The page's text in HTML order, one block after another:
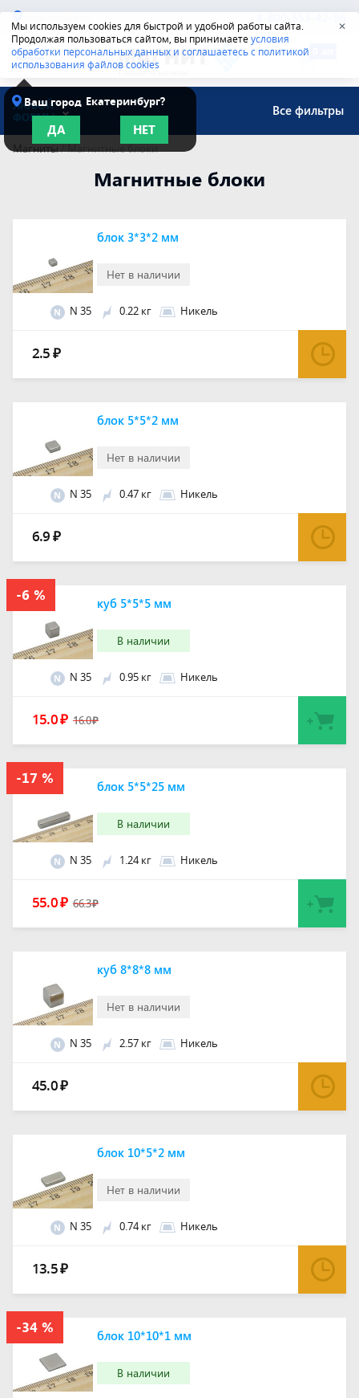
Мы используем cookies для быстрой и удобной работы сайта.
Продолжая пользоваться сайтом, вы принимаетеусловия
обработки персональных данных и соглашаетесь с политикой
использования файлов cookies
✕
Новосибирск 8-800-555-42-96
Ваш город Екатеринбург?
ДА НЕТ
ЛЮБОЙ
ФОРМЫ
Все фильтры
Магниты/Магнитные блоки
Магнитные блоки
Нет в наличии
блок 3*3*2 мм
N N 35 0.22 кг Никель
2.5 ₽
Нет в наличии
блок 5*5*2 мм
N N 35 0.47 кг Никель
6.9 ₽
В наличии
куб 5*5*5 мм
N N 35 0.95 кг Никель
15.0₽ 16.0₽
В наличии
блок 5*5*25 мм
N N 35 1.24 кг Никель
55.0₽ 66.3₽
Нет в наличии
куб 8*8*8 мм
N N 35 2.57 кг Никель
45.0₽
Нет в наличии
блок 10*5*2 мм
N N 35 0.74 кг Никель
13.5₽
В наличии
блок 10*10*1 мм